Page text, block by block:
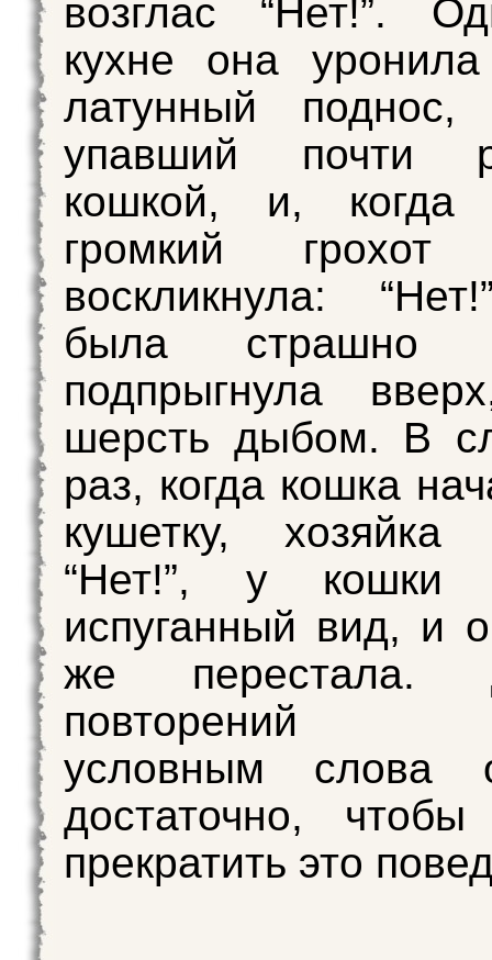
возглас “Нет!”.
кухне она
латунный поднос,
упавший почти
кошкой, и, когда
громкий грохот
воскликнула:
была страшно
подпрыгнула
шерсть дыбом. В
раз, когда кошка
кушетку, хозяйка
“Нет!”, у кошки
испуганный вид, и
же перестала.
повторений
условным слова
достаточно, чтобы
прекратить это